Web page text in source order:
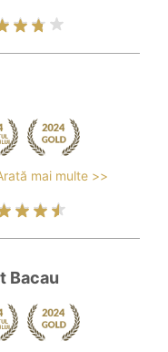
mai multe >>
Bacau